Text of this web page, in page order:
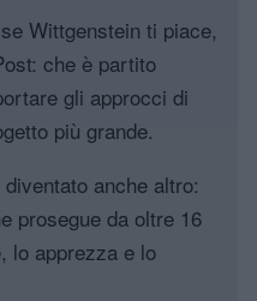
Wittgenstein ti piace,
che è partito
gli approcci di
più grande.
anche altro:
prosegue da oltre 16
lo apprezza e lo